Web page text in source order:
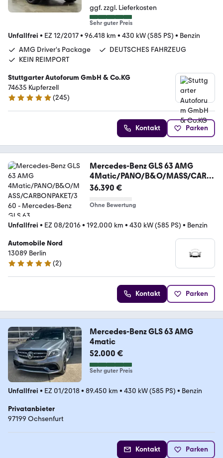
ggf. zzgl. Lieferkosten
Sehr guter Preis
Unfallfrei • EZ 12/2017• 96.418 km • 430 kW (585 PS) • Benzin
AMG Driver's Package
DEUTSCHES FAHRZEUG
KEIN REIMPORT
Stuttgarter Autoforum GmbH & Co.KG
74635 Kupferzell
4.8 Sterne
(245)
Kontakt Parken
Mercedes-Benz GLS 63 AMG
4Matic/PANO/B&O/MASS/CARB
ONPAKET/360
36.390 €
Ohne Bewertung
Unfallfrei • EZ 08/2016• 192.000 km • 430 kW (585 PS) • Benzin
Automobile Nord
13089 Berlin
5 Sterne
(2)
Kontakt Parken
Mercedes-Benz GLS 63 AMG
4matic
52.000 €
Sehr guter Preis
Unfallfrei • EZ 01/2018• 89.450 km • 430 kW (585 PS) • Benzin
Privatanbieter
97199 Ochsenfurt
Kontakt Parken